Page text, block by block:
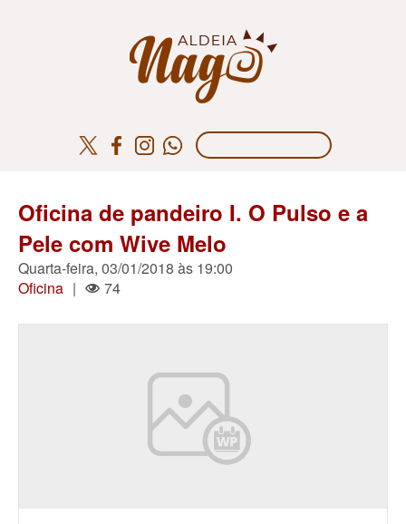
Oficina de pandeiro I. O Pulso e a
Pele com Wive Melo
Quarta-feira, 03/01/2018 às 19:00
Oficina | 74